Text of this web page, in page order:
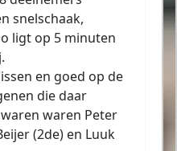
snelschaak,
ligt op 5 minuten
en goed op de
die daar
waren Peter
(2de) en Luuk